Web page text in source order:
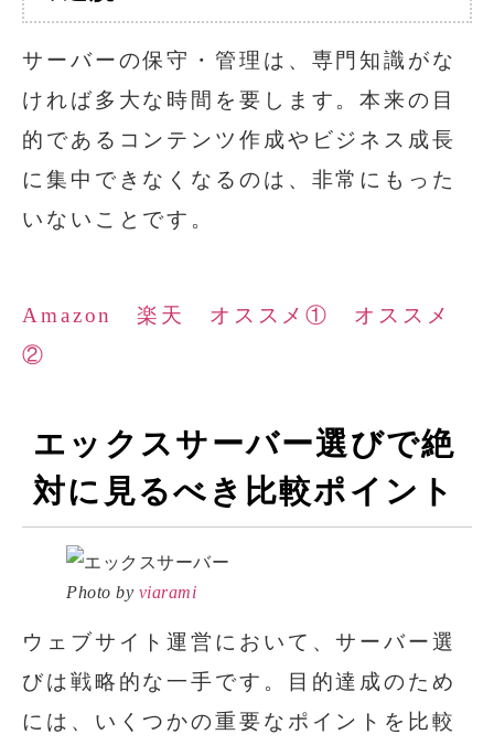
サーバーの保守・管理は、専門知識がな
ければ多大な時間を要します。本来の目
的であるコンテンツ作成やビジネス成長
に集中できなくなるのは、非常にもった
いないことです。
Amazon 楽天 オススメ①
オススメ
②
エックスサーバー選びで絶
対に見るべき比較ポイント
Photo by viarami
ウェブサイト運営において、サーバー選
びは戦略的な一手です。目的達成のため
には、いくつかの重要なポイントを比較